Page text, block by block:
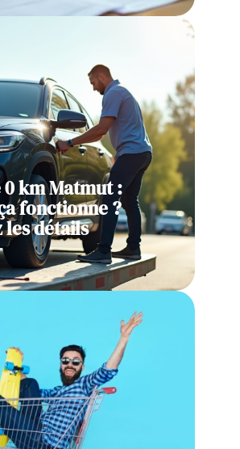
0 km Matmut :
fonctionne ?
les détails